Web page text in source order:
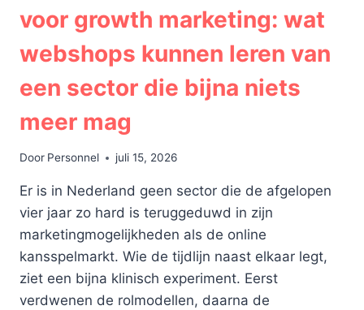
voor growth marketing: wat
webshops kunnen leren van
een sector die bijna niets
meer mag
Door Personnel juli 15, 2026
Er is in Nederland geen sector die de afgelopen
vier jaar zo hard is teruggeduwd in zijn
marketingmogelijkheden als de online
kansspelmarkt. Wie de tijdlijn naast elkaar legt,
ziet een bijna klinisch experiment. Eerst
verdwenen de rolmodellen, daarna de